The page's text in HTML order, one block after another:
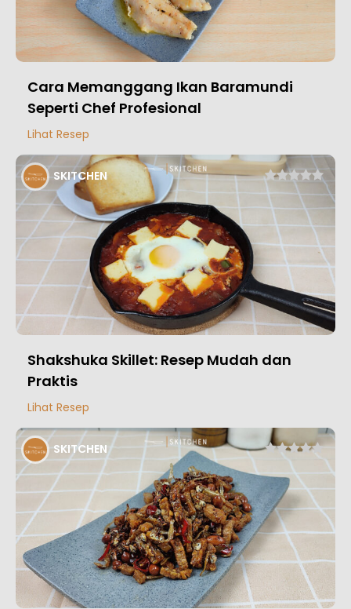
Cara Memanggang Ikan Baramundi
Seperti Chef Profesional
Lihat Resep
SKITCHEN
Shakshuka Skillet: Resep Mudah dan
Praktis
Lihat Resep
SKITCHEN